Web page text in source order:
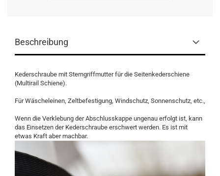
Beschreibung
Kederschraube mit Sterngriffmutter für die Seitenkederschiene
(Multirail Schiene).
Für Wäscheleinen, Zeltbefestigung, Windschutz, Sonnenschutz, etc.,
Wenn die Verklebung der Abschlusskappe ungenau erfolgt ist, kann
das Einsetzen der Kederschraube erschwert werden. Es ist mit
etwas Kraft aber machbar.